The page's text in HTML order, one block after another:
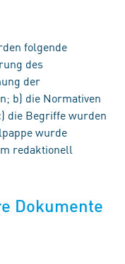
folgende
des
der
b) die Normativen
die Begriffe wurden
wurde
redaktionell
Dokumente